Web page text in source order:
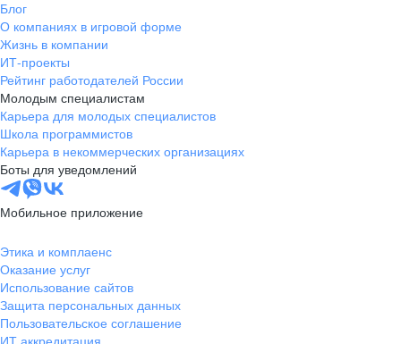
Блог
О компаниях в игровой форме
Жизнь в компании
ИТ-проекты
Рейтинг работодателей России
Молодым специалистам
Карьера для молодых специалистов
Школа программистов
Карьера в некоммерческих организациях
Боты для уведомлений
Мобильное приложение
Этика и комплаенс
Оказание услуг
Использование сайтов
Защита персональных данных
Пользовательское соглашение